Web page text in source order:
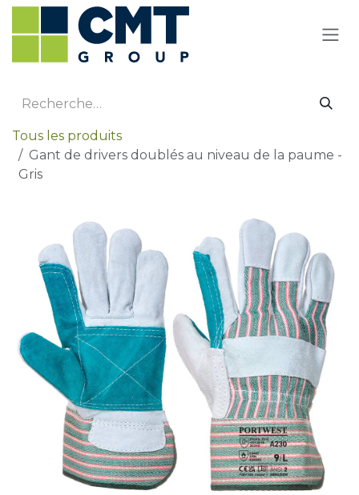
Se rendre au contenu
Tous les produits
Gant de drivers doublés au niveau de la paume -
Gris